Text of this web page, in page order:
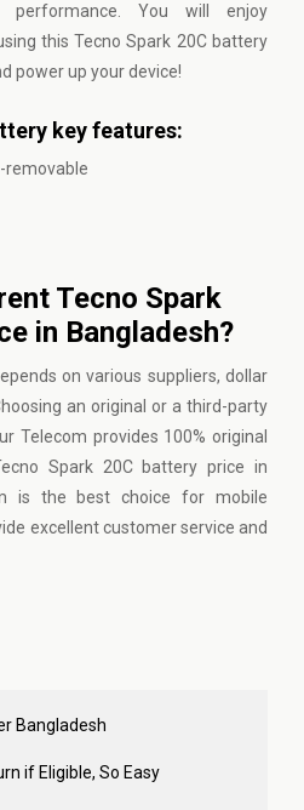
performance. You will enjoy
this Tecno Spark 20C battery
power up your device!
key features:
removable
Tecno Spark
in Bangladesh?
on various suppliers, dollar
an original or a third-party
Telecom provides 100% original
Spark 20C battery price in
is the best choice for mobile
excellent customer service and
Bangladesh
if Eligible, So Easy